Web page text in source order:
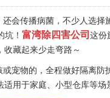
会传播病菌，不少人选择
坑！ 富湾除四害公司这份
藏起来少走弯路～
宠物的，全程做好隔离防
用于家庭、小型仓库等场